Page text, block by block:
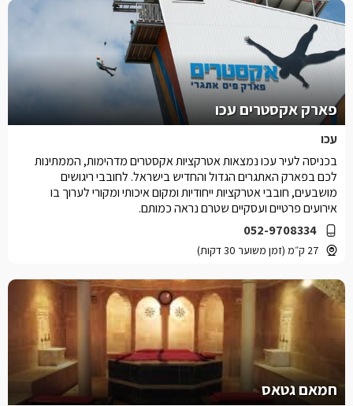
פארק אקסטרים עכו
עכו
052-9708334
27 ק״מ (זמן משוער 30 דקות)
בכניסה לעיר עכו נמצאות אטרקציות אקסטרים מדהימות, הממתינות
לכם בפארק האתגרים הגדול והחדיש בישראל. לחובבי ריגושים
מושבעים, חובבי אטרקציות ייחודיות ומקום איכותי ומקורי לערוך בו
אירועים פרטיים ועסקיים שטרם נראה כמותם.
חמאם גטאס